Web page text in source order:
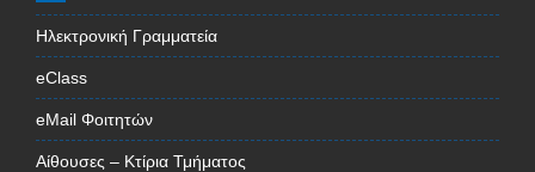
Ηλεκτρονική Γραμματεία
eClass
eMail Φοιτητών
Αίθουσες – Κτίρια Τμήματος